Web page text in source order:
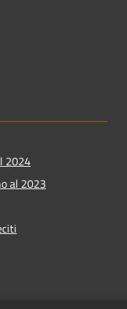
2024
al 2023